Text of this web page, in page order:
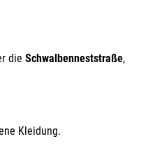
die Schwalbenneststraße,
Kleidung.